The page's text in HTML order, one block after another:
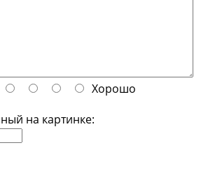
Хорошо
на картинке: